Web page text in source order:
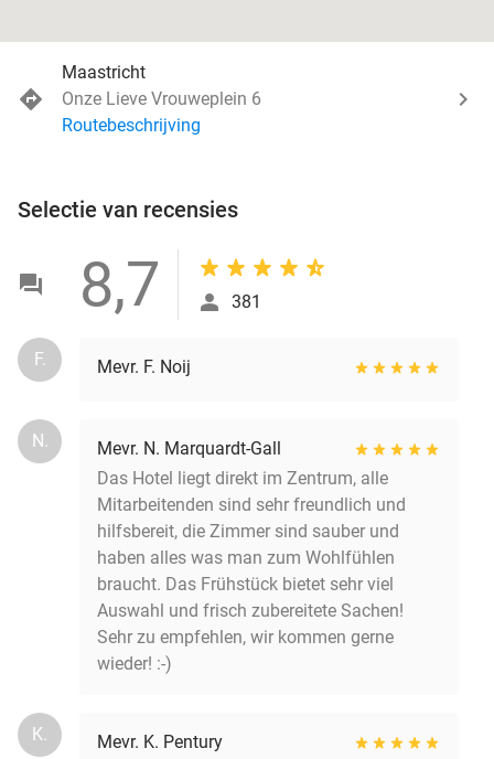
Maastricht
Onze Lieve Vrouweplein 6
Routebeschrijving
Selectie van recensies
8,7 381
F. Mevr. F. Noij
N.
Mevr. N. Marquardt-Gall
Das Hotel liegt direkt im Zentrum, alle
Mitarbeitenden sind sehr freundlich und
hilfsbereit, die Zimmer sind sauber und
haben alles was man zum Wohlfühlen
braucht. Das Frühstück bietet sehr viel
Auswahl und frisch zubereitete Sachen!
Sehr zu empfehlen, wir kommen gerne
wieder! :-)
K.
Mevr. K. Pentury